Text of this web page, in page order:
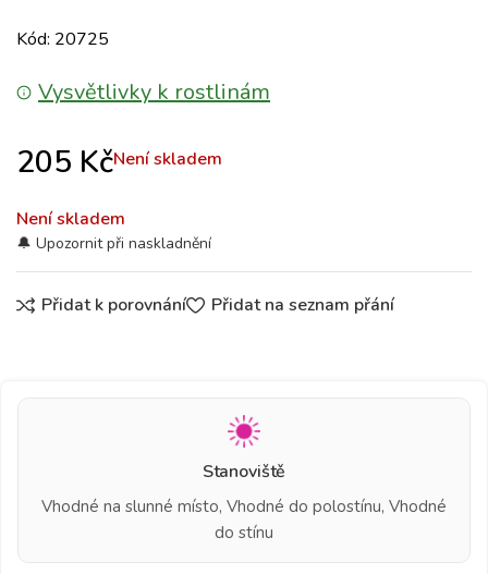
Kód: 20725
Vysvětlivky k rostlinám
205 KčNení skladem
Není skladem
Přidat k porovnání Přidat na seznam přání
Stanoviště
Vhodné na slunné místo, Vhodné do polostínu, Vhodné
do stínu